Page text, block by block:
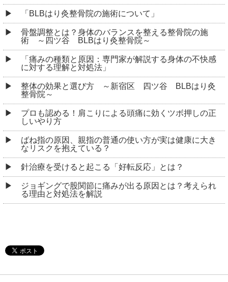
「BLBはり灸整骨院の施術について」
骨盤調整とは？身体のバランスを整える整骨院の施
術 ～四ツ谷 BLBはり灸整骨院～
「痛みの種類と原因：専門家が解説する身体の不快感
に対する理解と対処法」
整体の効果と選び方 ～新宿区 四ツ谷 BLBはり灸
整骨院～
プロも認める！肩こりによる頭痛に効くツボ押しの正
しいやり方
ばね指の原因、親指の普通の使い方が実は健康に大き
なリスクを抱えている？
針治療を受けると起こる「好転反応」とは？
ジョギングで股関節に痛みが出る原因とは？考えられ
る理由と対処法を解説